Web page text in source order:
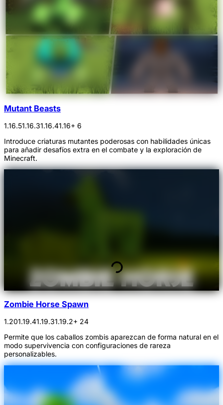
Mutant Beasts
1.16.51.16.31.16.41.16+ 6
Introduce criaturas mutantes poderosas con habilidades únicas
para añadir desafíos extra en el combate y la exploración de
Minecraft.
Zombie Horse Spawn
1.201.19.41.19.31.19.2+ 24
Permite que los caballos zombis aparezcan de forma natural en el
modo supervivencia con configuraciones de rareza
personalizables.